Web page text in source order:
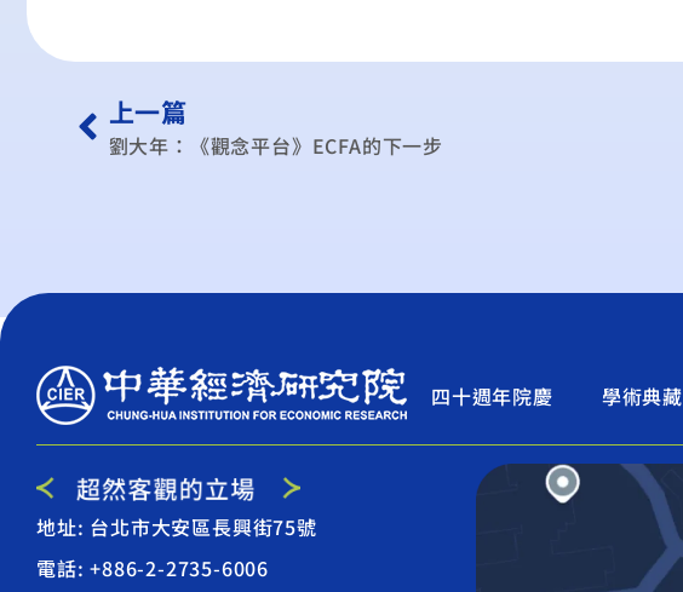
上一篇
劉大年：《觀念平台》ECFA的下一步
四十週年院慶 學術典藏
地址: 台北市大安區長興街75號
電話: +886-2-2735-6006